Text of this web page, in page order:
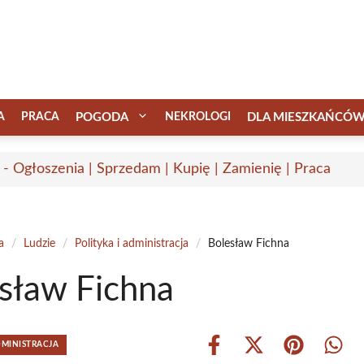
PRACA POGODA NEKROLOGI DLA
- Ogłoszenia | Sprzedam | Kupię | Zamienię | Praca
/ Ludzie / Polityka i administracja / Bolesław Fichna
Fichna
Share
Share Share Share